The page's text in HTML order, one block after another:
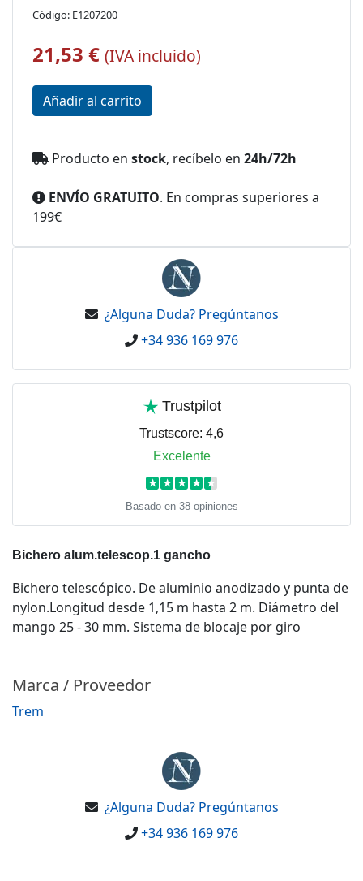
Código: E1207200
21,53 € (IVA incluido)
Producto en stock, recíbelo en 24h/72h
ENVÍO GRATUITO. En compras superiores a
199€
¿Alguna Duda? Pregúntanos
+34 936 169 976
Trustpilot
Trustscore: 4,6
Excelente
★ ★ ★ ★ ★
Basado en 38 opiniones
Bichero alum.telescop.1 gancho
Bichero telescópico. De aluminio anodizado y punta de
nylon.Longitud desde 1,15 m hasta 2 m. Diámetro del
mango 25 - 30 mm. Sistema de blocaje por giro
Marca / Proveedor
Trem
¿Alguna Duda? Pregúntanos
+34 936 169 976